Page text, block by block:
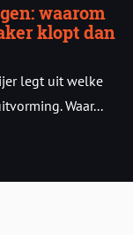
waarom
klopt dan
legt uit welke
Waar...